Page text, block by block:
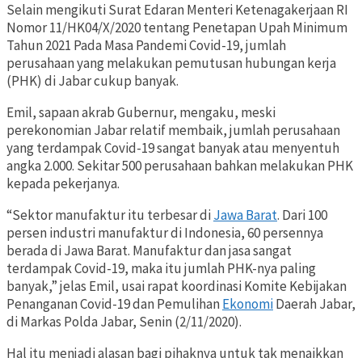
Selain mengikuti Surat Edaran Menteri Ketenagakerjaan RI
Nomor 11/HK04/X/2020 tentang Penetapan Upah Minimum
Tahun 2021 Pada Masa Pandemi Covid-19, jumlah
perusahaan yang melakukan pemutusan hubungan kerja
(PHK) di Jabar cukup banyak.
Emil, sapaan akrab Gubernur, mengaku, meski
perekonomian Jabar relatif membaik, jumlah perusahaan
yang terdampak Covid-19 sangat banyak atau menyentuh
angka 2.000. Sekitar 500 perusahaan bahkan melakukan PHK
kepada pekerjanya.
“Sektor manufaktur itu terbesar diJawa Barat. Dari 100
persen industri manufaktur di Indonesia, 60 persennya
berada di Jawa Barat. Manufaktur dan jasa sangat
terdampak Covid-19, maka itu jumlah PHK-nya paling
banyak,” jelas Emil, usai rapat koordinasi Komite Kebijakan
Penanganan Covid-19 dan PemulihanEkonomiDaerah Jabar,
di Markas Polda Jabar, Senin (2/11/2020).
Hal itu menjadi alasan bagi pihaknya untuk tak menaikkan